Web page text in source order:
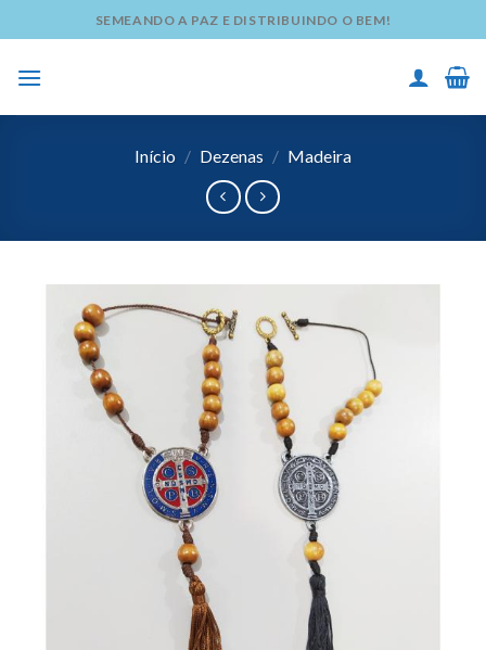
to
content
SEMEANDO A PAZ E DISTRIBUINDO O BEM!
Início / Dezenas / Madeira